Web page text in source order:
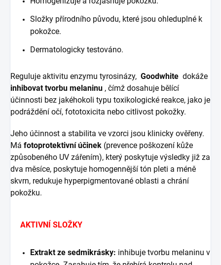
Složky přírodního původu, které jsou ohleduplné k
pokožce.
Dermatologicky testováno.
Reguluje aktivitu enzymu tyrosinázy, Goodwhite dokáže
inhibovat tvorbu melaninu , čímž dosahuje bělící
účinnosti bez jakéhokoli typu toxikologické reakce, jako je
podráždění očí, fototoxicita nebo citlivost pokožky.
Jeho účinnost a stabilita ve vzorci jsou klinicky ověřeny.
Má fotoprotektivní účinek (prevence poškození kůže
způsobeného UV zářením), který poskytuje výsledky již za
dva měsíce, poskytuje homogennější tón pleti a méně
skvrn, redukuje hyperpigmentované oblasti a chrání
pokožku.
AKTIVNÍ SLOŽKY
Extrakt ze sedmikrásky: inhibuje tvorbu melaninu v